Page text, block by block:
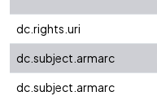
dc.rights.uri
dc.subject.armarc
dc.subject.armarc